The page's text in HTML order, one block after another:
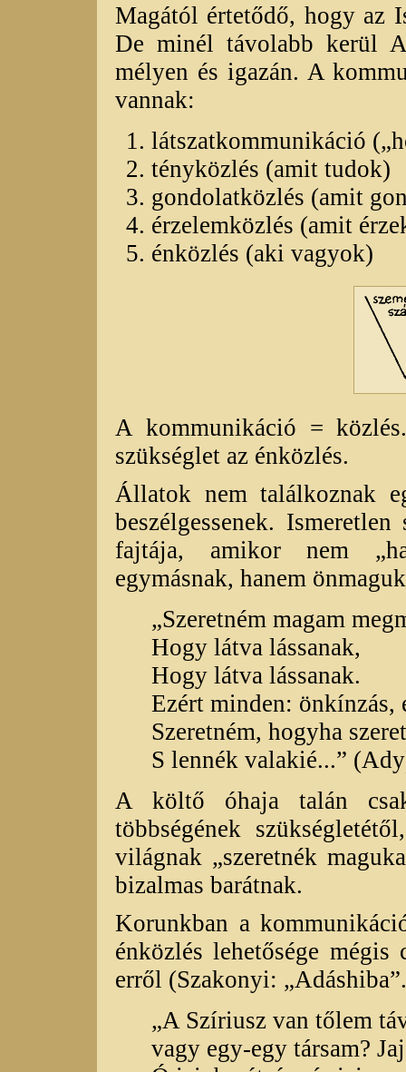
Magától értetődő, hogy az
De minél távolabb kerül
mélyen és igazán. A
vannak:
látszatkommunikáció
tényközlés (amit tudok)
gondolatközlés (amit
érzelemközlés (amit
énközlés (aki vagyok)
A kommunikáció =
szükséglet az énközlés.
Állatok nem találkoznak
beszélgessenek.
fajtája, amikor nem
egymásnak, hanem
„Szeretném magam
Hogy látva lássanak,
Hogy látva lássanak.
Ezért minden: önkínzás,
Szeretném, hogyha
S lennék valakié...”
A költő óhaja talán
többségének
világnak „szeretnék
bizalmas barátnak.
Korunkban a
énközlés lehetősége
erről (Szakonyi:
„A Szíriusz van tőlem
vagy egy-egy társam?